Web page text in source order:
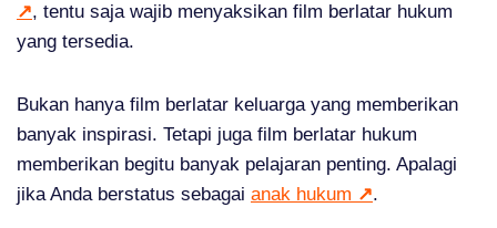
↗, tentu saja wajib menyaksikan film berlatar hukum
yang tersedia.
Bukan hanya film berlatar keluarga yang memberikan
banyak inspirasi. Tetapi juga film berlatar hukum
memberikan begitu banyak pelajaran penting. Apalagi
jika Anda berstatus sebagai anak hukum ↗.